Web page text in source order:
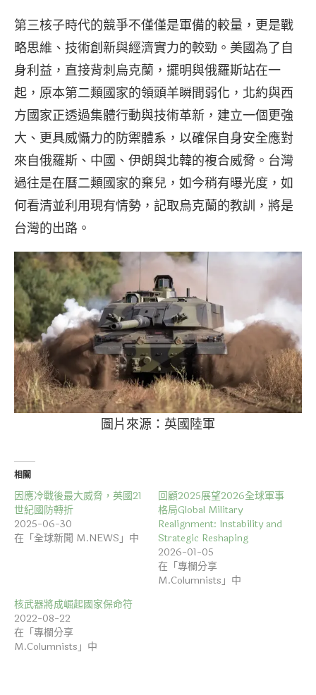
第三核子時代的競爭不僅僅是軍備的較量，更是戰
略思維、技術創新與經濟實力的較勁。美國為了自
身利益，直接背刺烏克蘭，擺明與俄羅斯站在一
起，原本第二類國家的領頭羊瞬間弱化，北約與西
方國家正透過集體行動與技術革新，建立一個更強
大、更具威懾力的防禦體系，以確保自身安全應對
來自俄羅斯、中國、伊朗與北韓的複合威脅。台灣
過往是在曆二類國家的棄兒，如今稍有曝光度，如
何看清並利用現有情勢，記取烏克蘭的教訓，將是
台灣的出路。
圖片來源：英國陸軍
相關
因應冷戰後最大威脅，英國21
世紀國防轉折
2025-06-30
在「全球新聞 M.NEWS」中
回顧2025展望2026全球軍事
格局Global Military
Realignment: Instability and
Strategic Reshaping
2026-01-05
在「專欄分享
M.Columnists」中
核武器將成崛起國家保命符
2022-08-22
在「專欄分享
M.Columnists」中